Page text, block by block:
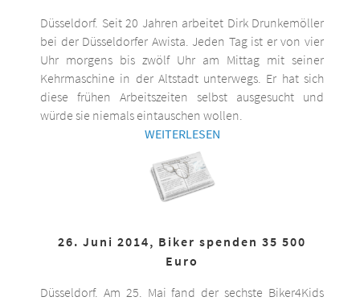
Düsseldorf. Seit 20 Jahren arbeitet Dirk Drunkemöller
bei der Düsseldorfer Awista. Jeden Tag ist er von vier
Uhr morgens bis zwölf Uhr am Mittag mit seiner
Kehrmaschine in der Altstadt unterwegs. Er hat sich
diese frühen Arbeitszeiten selbst ausgesucht und
würde sie niemals eintauschen wollen.
WEITERLESEN
26. Juni 2014, Biker spenden 35 500
Euro
Düsseldorf. Am 25. Mai fand der sechste Biker4Kids